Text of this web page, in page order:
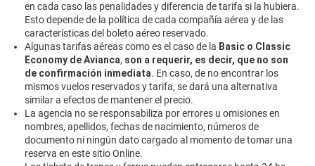
en cada caso las penalidades y diferencia de tarifa si la hubiera.
Esto depende de la política de cada compañía aérea y de las
características del boleto aéreo reservado.
Algunas tarifas aéreas como es el caso de la Basic o Classic
Economy de Avianca, son a requerir, es decir, que no son
de confirmación inmediata. En caso, de no encontrar los
mismos vuelos reservados y tarifa, se dará una alternativa
similar a efectos de mantener el precio.
La agencia no se responsabiliza por errores u omisiones en
nombres, apellidos, fechas de nacimiento, números de
documento ni ningún dato cargado al momento de tomar una
reserva en este sitio Online.